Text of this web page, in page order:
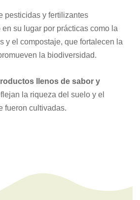
pesticidas y fertilizantes
su lugar por prácticas como la
y el compostaje, que fortalecen la
la biodiversidad.
llenos de sabor y
la riqueza del suelo y el
fueron cultivadas.